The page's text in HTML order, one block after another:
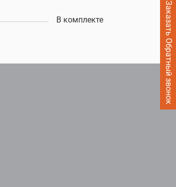
Заказать Обратный звонок
В комплекте